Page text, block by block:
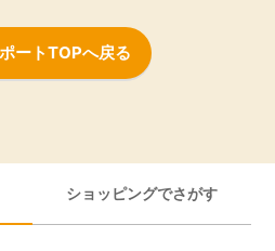
ートTOPへ戻る
ショッピングでさがす